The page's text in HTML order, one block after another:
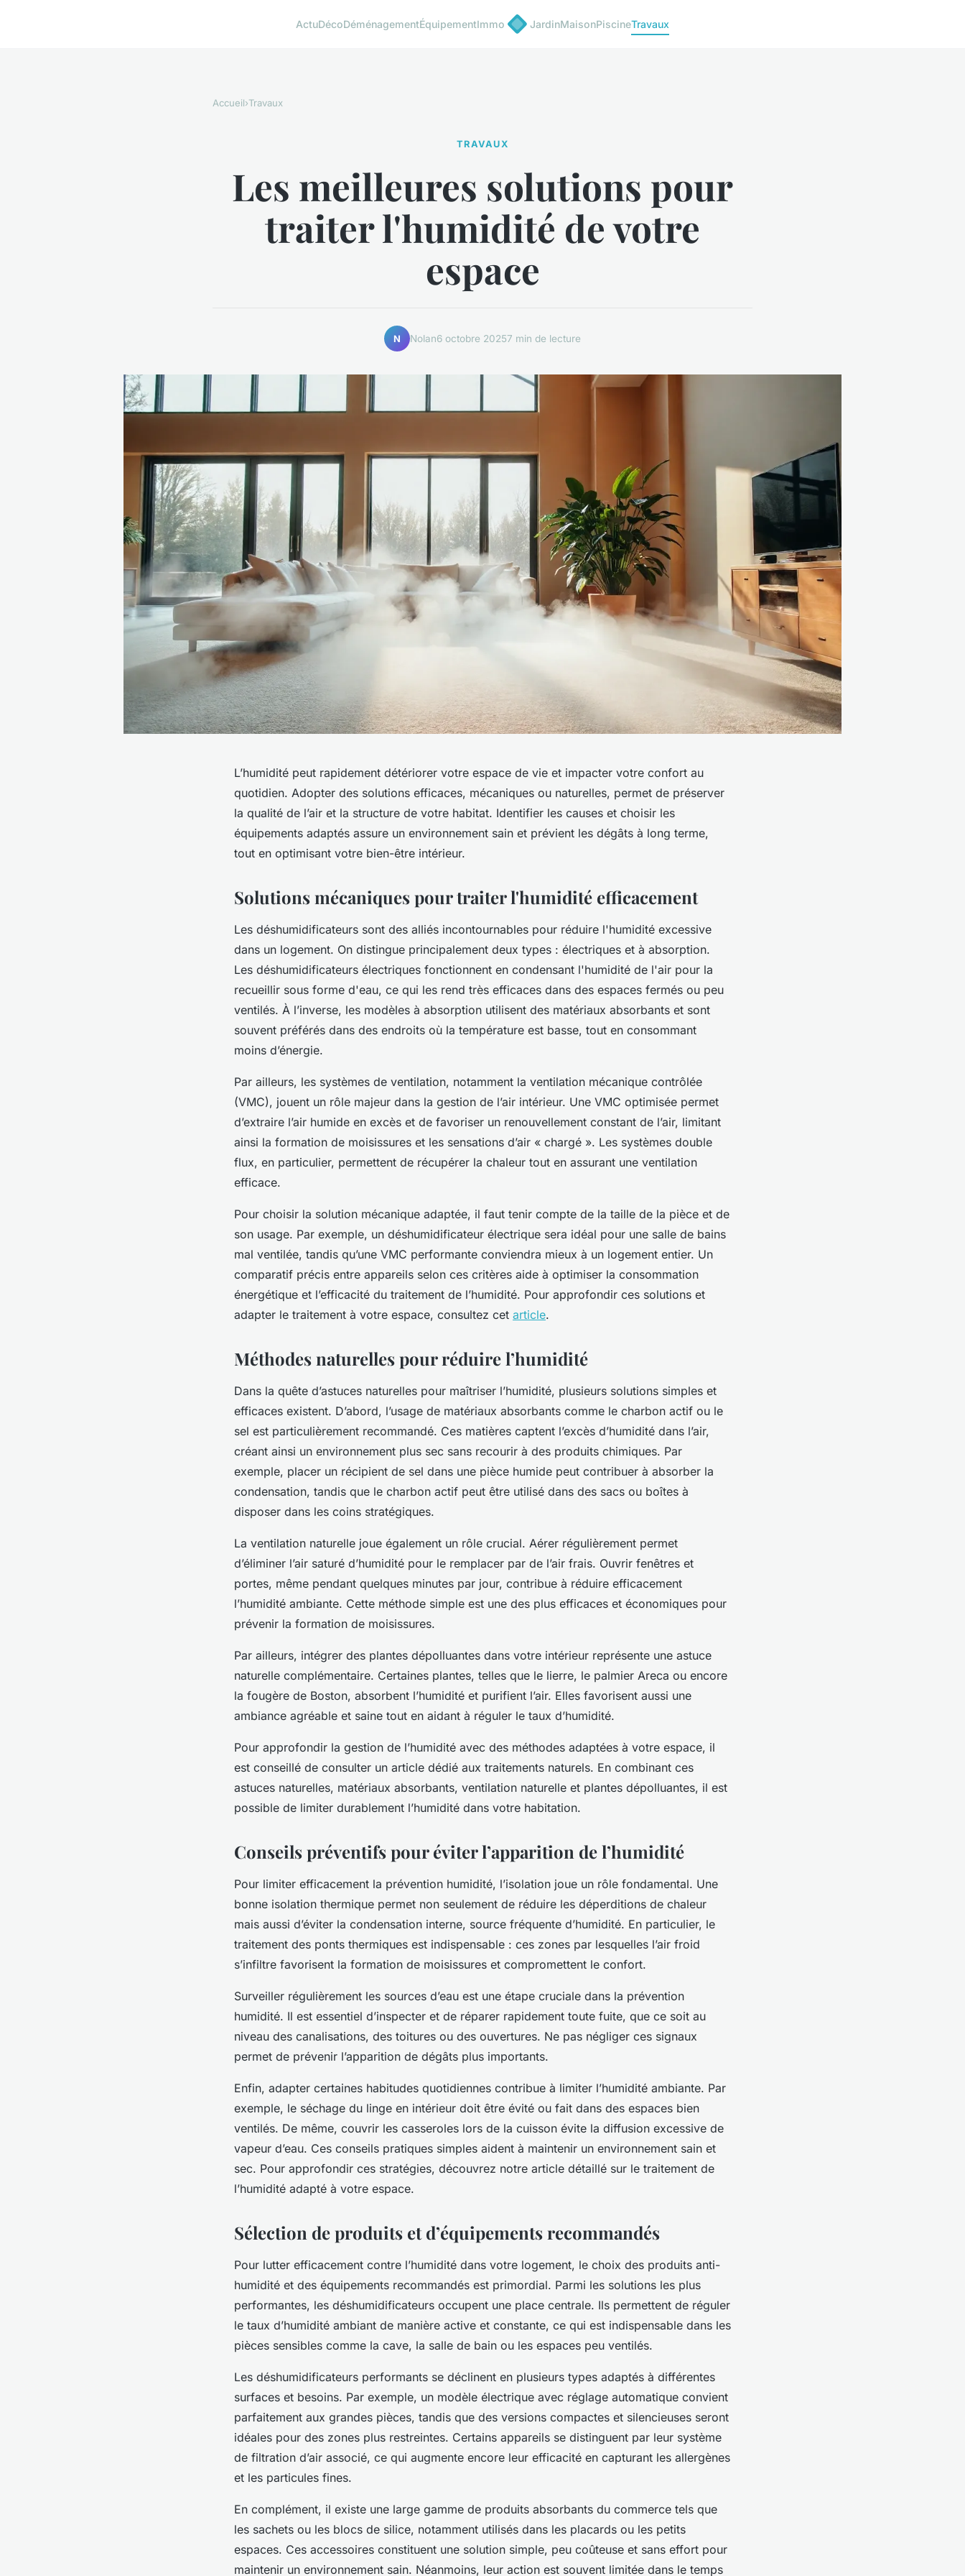
ActuDécoDéménagementÉquipementImmo JardinMaisonPiscineTravaux
Accueil›Travaux
TRAVAUX
Les meilleures solutions pour
traiter l'humidité de votre
espace
N Nolan6 octobre 20257 min de lecture
L’humidité peut rapidement détériorer votre espace de vie et impacter votre confort au
quotidien. Adopter des solutions efficaces, mécaniques ou naturelles, permet de préserver
la qualité de l’air et la structure de votre habitat. Identifier les causes et choisir les
équipements adaptés assure un environnement sain et prévient les dégâts à long terme,
tout en optimisant votre bien-être intérieur.
Solutions mécaniques pour traiter l'humidité efficacement
Les déshumidificateurs sont des alliés incontournables pour réduire l'humidité excessive
dans un logement. On distingue principalement deux types : électriques et à absorption.
Les déshumidificateurs électriques fonctionnent en condensant l'humidité de l'air pour la
recueillir sous forme d'eau, ce qui les rend très efficaces dans des espaces fermés ou peu
ventilés. À l’inverse, les modèles à absorption utilisent des matériaux absorbants et sont
souvent préférés dans des endroits où la température est basse, tout en consommant
moins d’énergie.
Par ailleurs, les systèmes de ventilation, notamment la ventilation mécanique contrôlée
(VMC), jouent un rôle majeur dans la gestion de l’air intérieur. Une VMC optimisée permet
d’extraire l’air humide en excès et de favoriser un renouvellement constant de l’air, limitant
ainsi la formation de moisissures et les sensations d’air « chargé ». Les systèmes double
flux, en particulier, permettent de récupérer la chaleur tout en assurant une ventilation
efficace.
Pour choisir la solution mécanique adaptée, il faut tenir compte de la taille de la pièce et de
son usage. Par exemple, un déshumidificateur électrique sera idéal pour une salle de bains
mal ventilée, tandis qu’une VMC performante conviendra mieux à un logement entier. Un
comparatif précis entre appareils selon ces critères aide à optimiser la consommation
énergétique et l’efficacité du traitement de l’humidité. Pour approfondir ces solutions et
adapter le traitement à votre espace, consultez cet article.
Méthodes naturelles pour réduire l’humidité
Dans la quête d’astuces naturelles pour maîtriser l’humidité, plusieurs solutions simples et
efficaces existent. D’abord, l’usage de matériaux absorbants comme le charbon actif ou le
sel est particulièrement recommandé. Ces matières captent l’excès d’humidité dans l’air,
créant ainsi un environnement plus sec sans recourir à des produits chimiques. Par
exemple, placer un récipient de sel dans une pièce humide peut contribuer à absorber la
condensation, tandis que le charbon actif peut être utilisé dans des sacs ou boîtes à
disposer dans les coins stratégiques.
La ventilation naturelle joue également un rôle crucial. Aérer régulièrement permet
d’éliminer l’air saturé d’humidité pour le remplacer par de l’air frais. Ouvrir fenêtres et
portes, même pendant quelques minutes par jour, contribue à réduire efficacement
l’humidité ambiante. Cette méthode simple est une des plus efficaces et économiques pour
prévenir la formation de moisissures.
Par ailleurs, intégrer des plantes dépolluantes dans votre intérieur représente une astuce
naturelle complémentaire. Certaines plantes, telles que le lierre, le palmier Areca ou encore
la fougère de Boston, absorbent l’humidité et purifient l’air. Elles favorisent aussi une
ambiance agréable et saine tout en aidant à réguler le taux d’humidité.
Pour approfondir la gestion de l’humidité avec des méthodes adaptées à votre espace, il
est conseillé de consulter un article dédié aux traitements naturels. En combinant ces
astuces naturelles, matériaux absorbants, ventilation naturelle et plantes dépolluantes, il est
possible de limiter durablement l’humidité dans votre habitation.
Conseils préventifs pour éviter l’apparition de l’humidité
Pour limiter efficacement la prévention humidité, l’isolation joue un rôle fondamental. Une
bonne isolation thermique permet non seulement de réduire les déperditions de chaleur
mais aussi d’éviter la condensation interne, source fréquente d’humidité. En particulier, le
traitement des ponts thermiques est indispensable : ces zones par lesquelles l’air froid
s’infiltre favorisent la formation de moisissures et compromettent le confort.
Surveiller régulièrement les sources d’eau est une étape cruciale dans la prévention
humidité. Il est essentiel d’inspecter et de réparer rapidement toute fuite, que ce soit au
niveau des canalisations, des toitures ou des ouvertures. Ne pas négliger ces signaux
permet de prévenir l’apparition de dégâts plus importants.
Enfin, adapter certaines habitudes quotidiennes contribue à limiter l’humidité ambiante. Par
exemple, le séchage du linge en intérieur doit être évité ou fait dans des espaces bien
ventilés. De même, couvrir les casseroles lors de la cuisson évite la diffusion excessive de
vapeur d’eau. Ces conseils pratiques simples aident à maintenir un environnement sain et
sec. Pour approfondir ces stratégies, découvrez notre article détaillé sur le traitement de
l’humidité adapté à votre espace.
Sélection de produits et d’équipements recommandés
Pour lutter efficacement contre l’humidité dans votre logement, le choix des produits anti-
humidité et des équipements recommandés est primordial. Parmi les solutions les plus
performantes, les déshumidificateurs occupent une place centrale. Ils permettent de réguler
le taux d’humidité ambiant de manière active et constante, ce qui est indispensable dans les
pièces sensibles comme la cave, la salle de bain ou les espaces peu ventilés.
Les déshumidificateurs performants se déclinent en plusieurs types adaptés à différentes
surfaces et besoins. Par exemple, un modèle électrique avec réglage automatique convient
parfaitement aux grandes pièces, tandis que des versions compactes et silencieuses seront
idéales pour des zones plus restreintes. Certains appareils se distinguent par leur système
de filtration d’air associé, ce qui augmente encore leur efficacité en capturant les allergènes
et les particules fines.
En complément, il existe une large gamme de produits absorbants du commerce tels que
les sachets ou les blocs de silice, notamment utilisés dans les placards ou les petits
espaces. Ces accessoires constituent une solution simple, peu coûteuse et sans effort pour
maintenir un environnement sain. Néanmoins, leur action est souvent limitée dans le temps